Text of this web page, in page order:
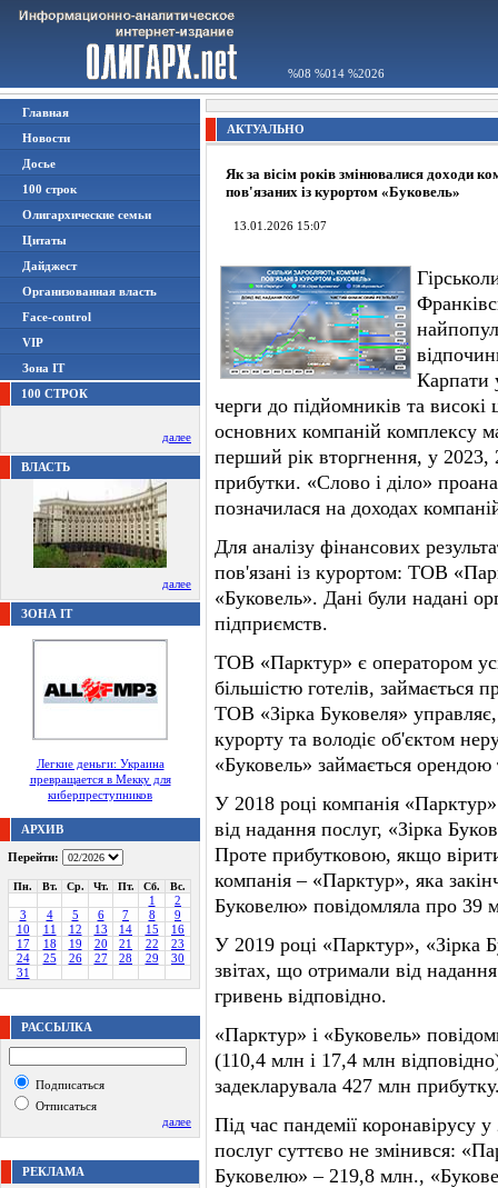
%08 %014 %2026
Главная
Новости
Досье
100 строк
Олигархические семьи
Цитаты
Дайджест
Организованная власть
Face-control
VIP
Зона IT
100 СТРОК
далее
ВЛАСТЬ
далее
ЗОНА IT
Легкие деньги: Украина
превращается в Мекку для
киберпреступников
АРХИВ
Перейти:
Пн. Вт. Ср. Чт. Пт. Сб. Вс.
1
2
3
4 5 6 7 8
9
10
11 12 13 14 15
16
17
18 19 20 21 22
23
24
25 26 27 28 29
30
31
РАССЫЛКА
Подписаться
Отписаться
далее
РЕКЛАМА
АКТУАЛЬНО
Як за вісім років змінювалися доходи
пов'язаних із курортом «Буковель»
13.01.2026 15:07
Карпати
черги до підйомників та
основних компаній комплексу
перший рік вторгнення, у 2023,
прибутки. «Слово і діло»
позначилася на доходах
Для аналізу фінансових
пов'язані із курортом: ТОВ
«Буковель». Дані були надані
підприємств.
ТОВ «Парктур» є оператором
більшістю готелів, займається
ТОВ «Зірка Буковеля»
курорту та володіє об'єктом
«Буковель» займається
У 2018 році компанія
від надання послуг, «Зірка
Проте прибутковою, якщо
компанія – «Парктур», яка
Буковелю» повідомляла про 39
У 2019 році «Парктур», «Зірка
звітах, що отримали від
гривень відповідно.
«Парктур» і «Буковель»
(110,4 млн і 17,4 млн
задекларувала 427 млн
Під час пандемії коронавірусу
послуг суттєво не змінився:
Буковелю» – 219,8 млн.,